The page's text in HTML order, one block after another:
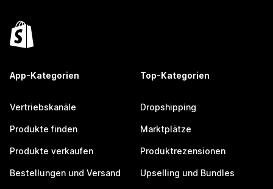
App-Kategorien
Vertriebskanäle
Produkte finden
Produkte verkaufen
Bestellungen und Versand
Top-Kategorien
Dropshipping
Marktplätze
Produktrezensionen
Upselling und Bundles